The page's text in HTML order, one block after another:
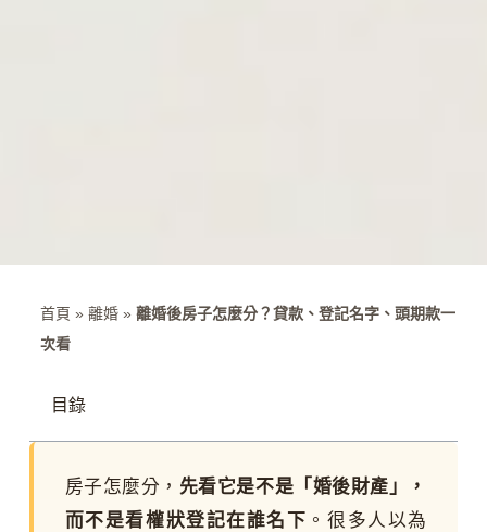
首頁 » 離婚» 離婚後房子怎麼分？貸款、登記名字、頭期款一
次看
目錄
房子怎麼分， 先看它是不是「婚後財產」，
而不是看權狀登記在誰名下 。很多人以為